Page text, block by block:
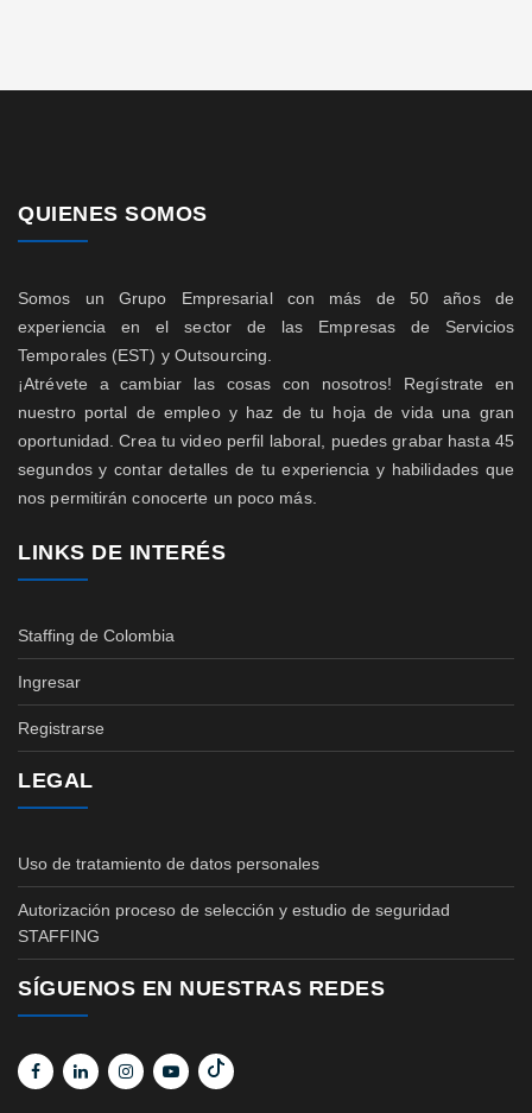
QUIENES SOMOS
Somos un Grupo Empresarial con más de 50 años de
experiencia en el sector de las Empresas de Servicios
Temporales (EST) y Outsourcing.
¡Atrévete a cambiar las cosas con nosotros! Regístrate en
nuestro portal de empleo y haz de tu hoja de vida una gran
oportunidad. Crea tu video perfil laboral, puedes grabar hasta 45
segundos y contar detalles de tu experiencia y habilidades que
nos permitirán conocerte un poco más.
LINKS DE INTERÉS
Staffing de Colombia
Ingresar
Registrarse
LEGAL
Uso de tratamiento de datos personales
Autorización proceso de selección y estudio de seguridad
STAFFING
SÍGUENOS EN NUESTRAS REDES